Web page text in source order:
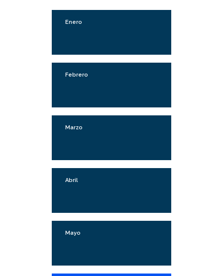
Enero
Febrero
Marzo
Abril
Mayo